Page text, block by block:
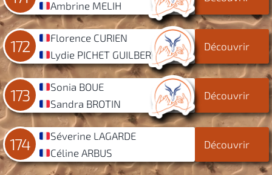
Ambrine MELIH
172
Florence CURIEN
Lydie PICHET GUILBERT
Découvrir
173
Sonia BOUE
Sandra BROTIN
Découvrir
174
Séverine LAGARDE
Céline ARBUS
Découvrir